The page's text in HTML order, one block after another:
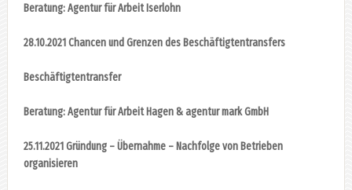
Beratung: Agentur für Arbeit Iserlohn
28.10.2021 Chancen und Grenzen des Beschäftigtentransfers
Beschäftigtentransfer
Beratung: Agentur für Arbeit Hagen & agentur mark GmbH
25.11.2021 Gründung – Übernahme – Nachfolge von Betrieben
organisieren